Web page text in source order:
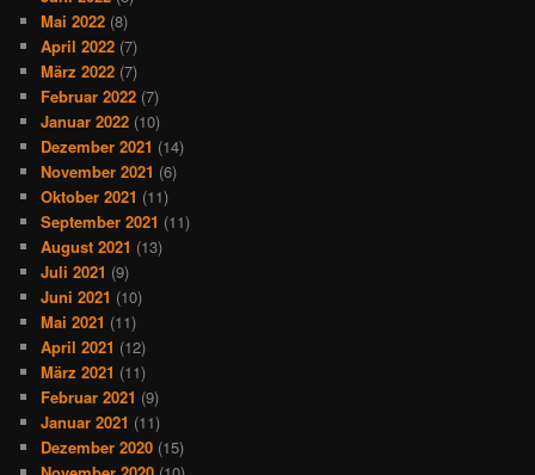
Mai 2022 (8)
April 2022 (7)
März 2022 (7)
Februar 2022 (7)
Januar 2022 (10)
Dezember 2021 (14)
November 2021 (6)
Oktober 2021 (11)
September 2021 (11)
August 2021 (13)
Juli 2021 (9)
Juni 2021 (10)
Mai 2021 (11)
April 2021 (12)
März 2021 (11)
Februar 2021 (9)
Januar 2021 (11)
Dezember 2020 (15)